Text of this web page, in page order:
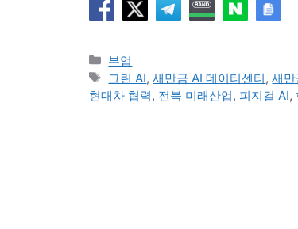
카
테
고
부업
태
그
그린 AI,새만금 AI 데이터센터,새
현대차 협력, 전북 미래산업, 피지컬 AI,